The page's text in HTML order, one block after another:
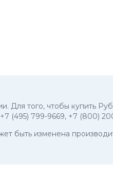
Для того, чтобы купить
+7 (495) 799-9669, +7 (800)
быть изменена